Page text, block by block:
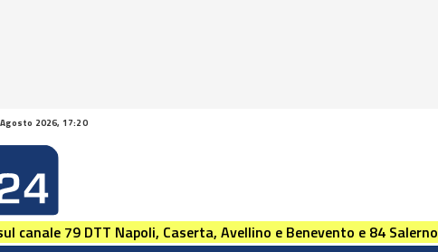
2026, 17:20
canale 79 DTT Napoli, Caserta, Avellino e Benevento e 84 Salerno